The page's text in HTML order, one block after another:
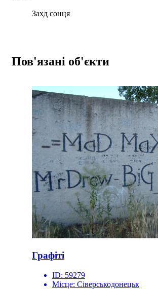
Захд сонця
Пов'язані об'єкти
Графіті
ID: 59279
Місце: Сіверськодонецьк